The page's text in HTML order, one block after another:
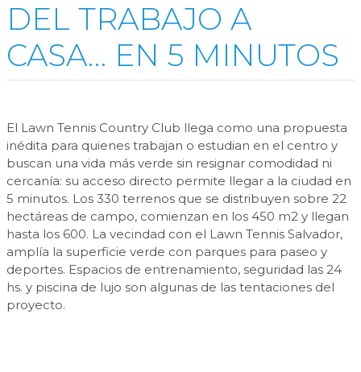
DEL TRABAJO A
CASA… EN 5 MINUTOS
El Lawn Tennis Country Club llega como una propuesta
inédita para quienes trabajan o estudian en el centro y
buscan una vida más verde sin resignar comodidad ni
cercanía: su acceso directo permite llegar a la ciudad en
5 minutos. Los 330 terrenos que se distribuyen sobre 22
hectáreas de campo, comienzan en los 450 m2 y llegan
hasta los 600. La vecindad con el Lawn Tennis Salvador,
amplía la superficie verde con parques para paseo y
deportes. Espacios de entrenamiento, seguridad las 24
hs. y piscina de lujo son algunas de las tentaciones del
proyecto.